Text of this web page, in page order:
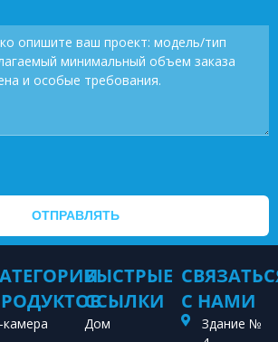
ОТПРАВЛЯТЬ
камера
БЫСТРЫЕ
ССЫЛКИ
Дом
С НАМИ
Здание №